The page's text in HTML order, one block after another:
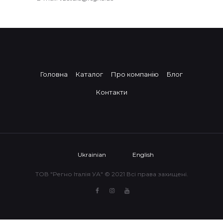
Головна Каталог Про компанію Блог
Контакти
Ukrainian English
ТОВ "Регно Італія УА" © 2021 Всі права захищені.